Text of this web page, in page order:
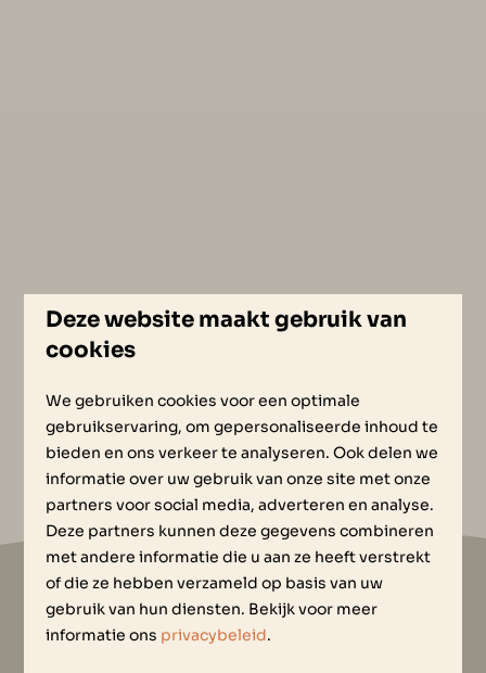
Veilig betalen
Deze website maakt gebruik van
cookies
We gebruiken cookies voor een optimale
gebruikservaring, om gepersonaliseerde inhoud te
bieden en ons verkeer te analyseren. Ook delen we
informatie over uw gebruik van onze site met onze
partners voor social media, adverteren en analyse.
Deze partners kunnen deze gegevens combineren
met andere informatie die u aan ze heeft verstrekt
of die ze hebben verzameld op basis van uw
gebruik van hun diensten. Bekijk voor meer
informatie ons privacybeleid.